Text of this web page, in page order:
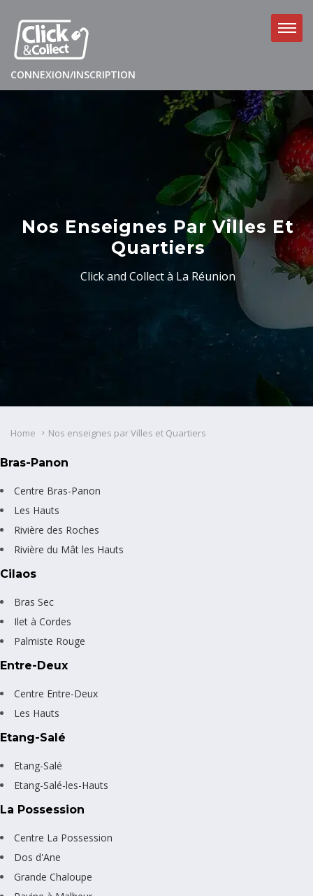
CONNEXION/INSCRIPTION
Nos Enseignes Par Villes Et
Quartiers
Click and Collect à La Réunion
Home Nos enseignes par Villes et Quartiers
Bras-Panon
Centre Bras-Panon
Les Hauts
Rivière des Roches
Rivière du Mât les Hauts
Cilaos
Bras Sec
Ilet à Cordes
Palmiste Rouge
Entre-Deux
Centre Entre-Deux
Les Hauts
Etang-Salé
Etang-Salé
Etang-Salé-les-Hauts
La Possession
Centre La Possession
Dos d'Ane
Grande Chaloupe